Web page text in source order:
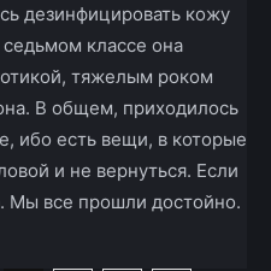
дезинфицировать кожу
классе она
тяжелым роком
В общем, приходилось
ибо есть вещи, в которые
и не вернуться. Если
Мы все прошли достойно.